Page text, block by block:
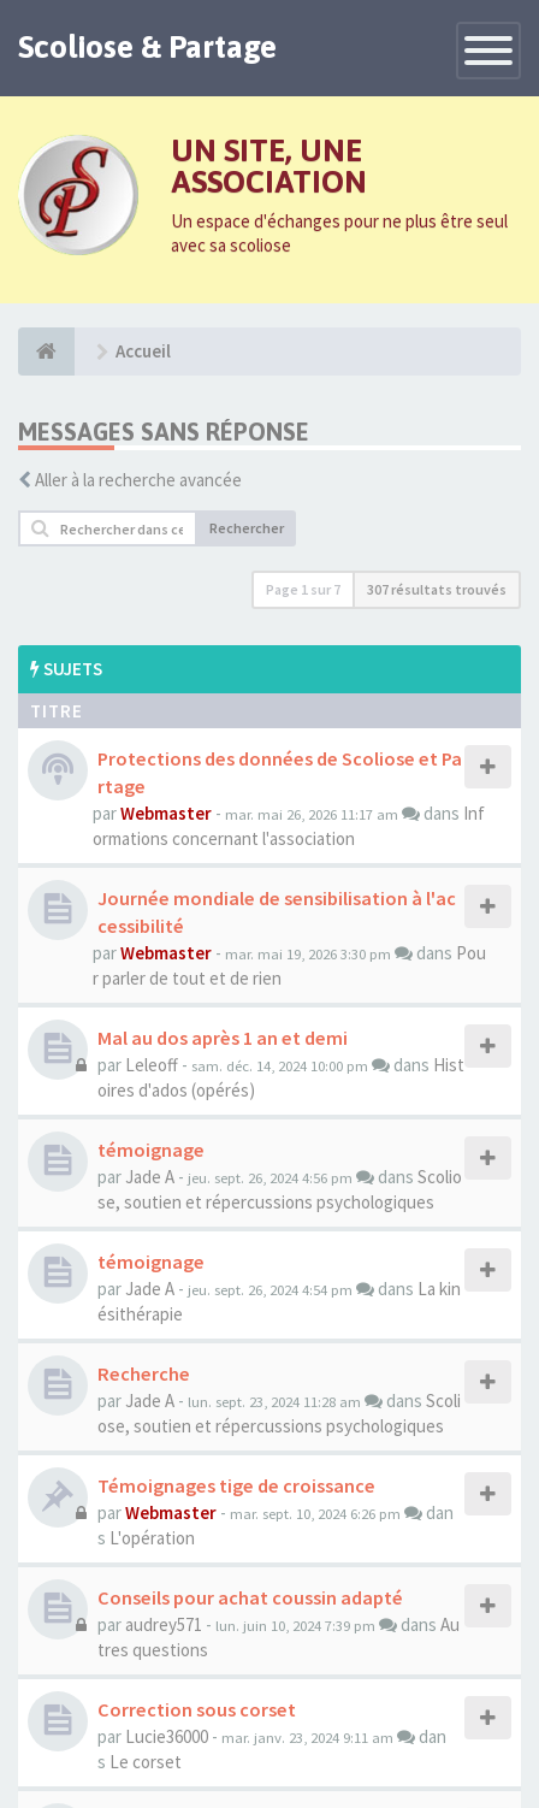
Toggle
Scoliose & Partage
UN SITE, UNE
ASSOCIATION
Un espace d'échanges pour ne plus être seul
avec sa scoliose
Accueil
MESSAGES SANS RÉPONSE
Aller à la recherche avancée
Rechercher
Page 1 sur 7 307 résultats trouvés
SUJETS
TITRE
Protections des données de Scoliose et Pa
rtage
parWebmaster - mar. mai 26, 2026 11:17 am dans Inf
ormations concernant l'association
Journée mondiale de sensibilisation à l'ac
cessibilité
parWebmaster - mar. mai 19, 2026 3:30 pm dans Pou
r parler de tout et de rien
Mal au dos après 1 an et demi
par Leleoff - sam. déc. 14, 2024 10:00 pm dans Hist
oires d'ados (opérés)
témoignage
par Jade A - jeu. sept. 26, 2024 4:56 pm dans Scolio
se, soutien et répercussions psychologiques
témoignage
par Jade A - jeu. sept. 26, 2024 4:54 pm dans La kin
ésithérapie
Recherche
par Jade A - lun. sept. 23, 2024 11:28 am dans Scoli
ose, soutien et répercussions psychologiques
Témoignages tige de croissance
parWebmaster - mar. sept. 10, 2024 6:26 pm
dan
s L'opération
Conseils pour achat coussin adapté
par audrey571 - lun. juin 10, 2024 7:39 pm dans Au
tres questions
Correction sous corset
par Lucie36000 - mar. janv. 23, 2024 9:11 am
dan
s Le corset